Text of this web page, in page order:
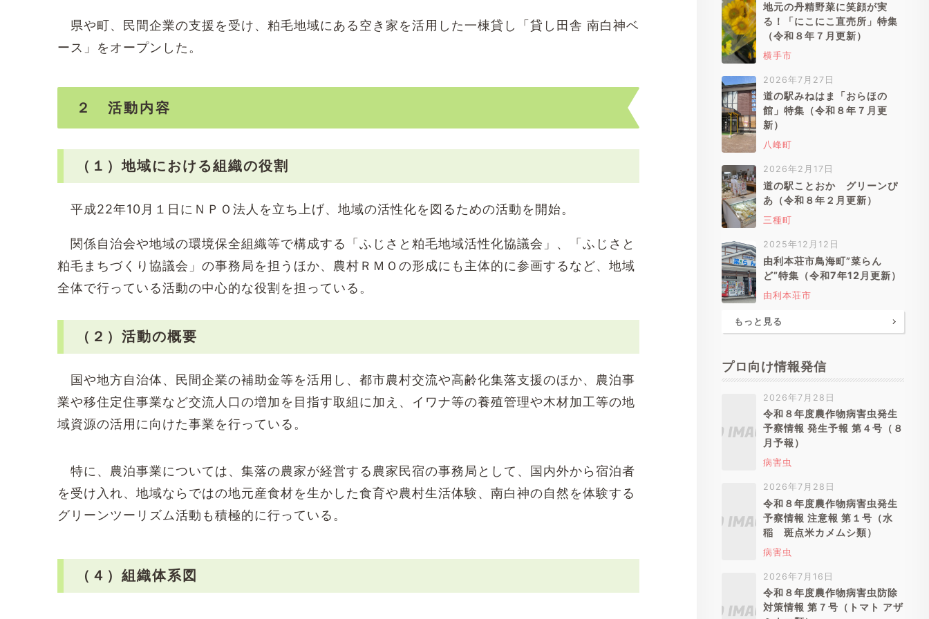
県や町、民間企業の支援を受け、粕毛地域にある空き家を活用した一棟貸し「貸し田舎 南白神ベ
ース」をオープンした。
２ 活動内容
（１）地域における組織の役割
平成22年10月１日にＮＰＯ法人を立ち上げ、地域の活性化を図るための活動を開始。
関係自治会や地域の環境保全組織等で構成する「ふじさと粕毛地域活性化協議会」、「ふじさと
粕毛まちづくり協議会」の事務局を担うほか、農村ＲＭＯの形成にも主体的に参画するなど、地域
全体で行っている活動の中心的な役割を担っている。
（２）活動の概要
国や地方自治体、民間企業の補助金等を活用し、都市農村交流や高齢化集落支援のほか、農泊事
業や移住定住事業など交流人口の増加を目指す取組に加え、イワナ等の養殖管理や木材加工等の地
域資源の活用に向けた事業を行っている。
特に、農泊事業については、集落の農家が経営する農家民宿の事務局として、国内外から宿泊者
を受け入れ、地域ならではの地元産食材を生かした食育や農村生活体験、南白神の自然を体験する
グリーンツーリズム活動も積極的に行っている。
（４）組織体系図
地元の丹精野菜に笑顔が実
る！「にこにこ直売所」特集
（令和８年７月更新）
横手市
2026年7月27日
道の駅みねはま「おらほの
館」特集（令和８年７月更
新）
八峰町
2026年2月17日
道の駅ことおか グリーンぴ
あ（令和８年２月更新）
三種町
2025年12月12日
由利本荘市鳥海町”菜らん
ど”特集（令和7年12月更新）
由利本荘市
もっと見る
プロ向け情報発信
2026年7月28日
令和８年度農作物病害虫発生
予察情報 発生予報 第４号（８
月予報）
病害虫
2026年7月28日
令和８年度農作物病害虫発生
予察情報 注意報 第１号（水
稲 斑点米カメムシ類）
病害虫
2026年7月16日
令和８年度農作物病害虫防除
対策情報 第７号（トマト アザ